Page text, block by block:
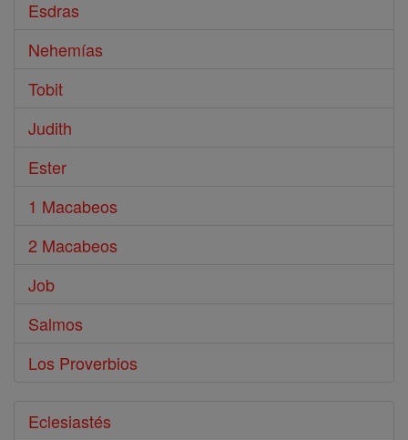
Esdras
Nehemías
Tobit
Judith
Ester
1 Macabeos
2 Macabeos
Job
Salmos
Los Proverbios
Eclesiastés